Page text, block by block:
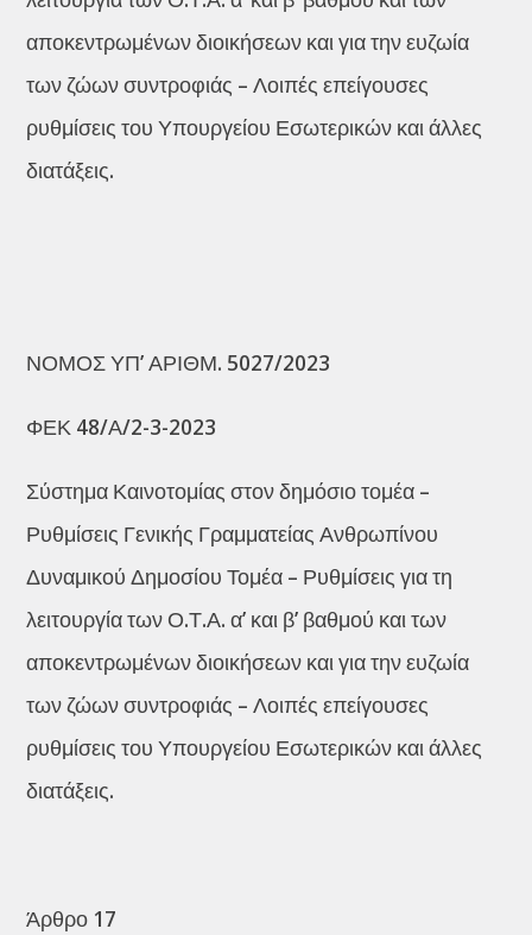
αποκεντρωμένων διοικήσεων και για την ευζωία
των ζώων συντροφιάς – Λοιπές επείγουσες
ρυθμίσεις του Υπουργείου Εσωτερικών και άλλες
διατάξεις.
ΝΟΜΟΣ ΥΠ’ ΑΡΙΘΜ. 5027/2023
ΦΕΚ 48/Α/2-3-2023
Σύστημα Καινοτομίας στον δημόσιο τομέα –
Ρυθμίσεις Γενικής Γραμματείας Ανθρωπίνου
Δυναμικού Δημοσίου Τομέα – Ρυθμίσεις για τη
λειτουργία των Ο.Τ.Α. α’ και β’ βαθμού και των
αποκεντρωμένων διοικήσεων και για την ευζωία
των ζώων συντροφιάς – Λοιπές επείγουσες
ρυθμίσεις του Υπουργείου Εσωτερικών και άλλες
διατάξεις.
Άρθρο 17